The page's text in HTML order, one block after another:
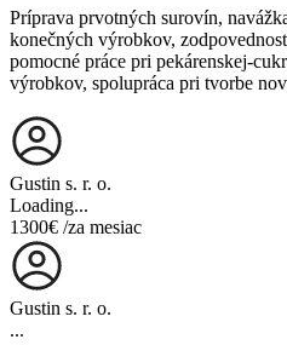
Príprava prvotných surovín,
konečných výrobkov,
pomocné práce pri pekárenskej-
výrobkov, spolupráca pri tvorbe
Gustin s. r. o.
Loading...
1300€ /za mesiac
Gustin s. r. o.
...